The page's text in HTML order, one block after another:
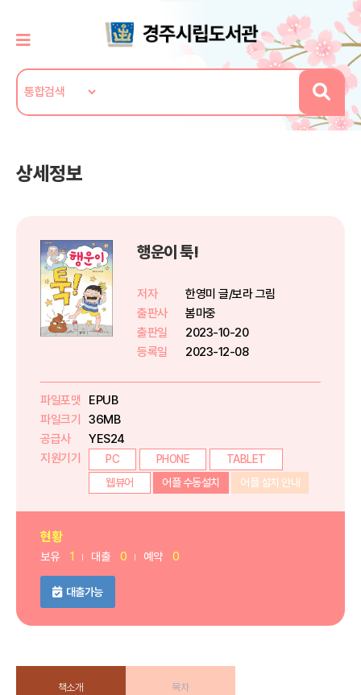
상세정보
행운이 툭!
저자
한영미 글/보라 그림
출판사
봄마중
출판일
2023-10-20
등록일
2023-12-08
파일포맷
EPUB
파일크기
36MB
공급사
YES24
지원기기
PC PHONE
TABLET
웹뷰어
어플 수동설치 어플 설치 안내
현황
보유 1 대출 0 예약 0
대출가능
책소개 목차